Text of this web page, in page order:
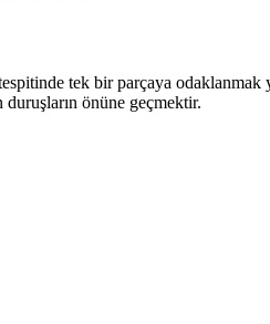
tek bir parçaya
önüne geçmektir.